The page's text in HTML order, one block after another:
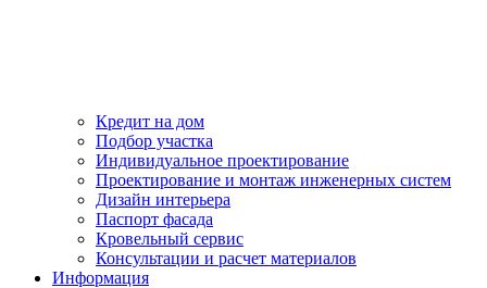
Кредит на дом
Подбор участка
Индивидуальное проектирование
Проектирование и монтаж инженерных систем
Дизайн интерьера
Паспорт фасада
Кровельный сервис
Консультации и расчет материалов
Информация